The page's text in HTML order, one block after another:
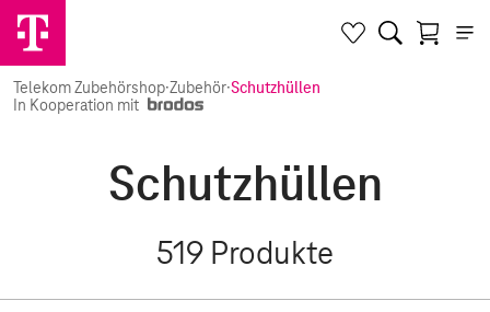
Telekom Zubehörshop·Zubehör·Schutzhüllen
In Kooperation mit
Schutzhüllen
519 Produkte